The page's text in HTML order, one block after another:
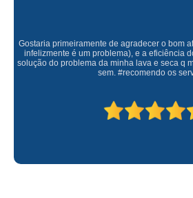
Gostaria primeiramente de agradecer o bom
infelizmente é um problema), e a eficiência
solução do problema da minha lava e seca q
sem. #recomendo os